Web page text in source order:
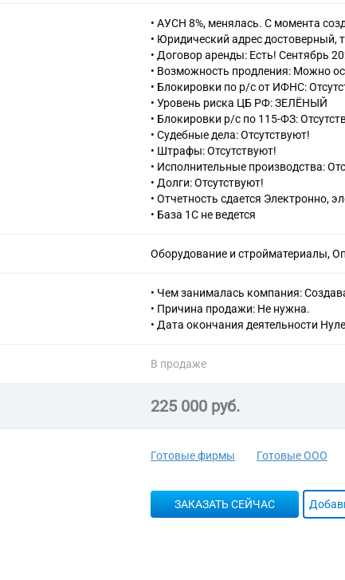
• АУСН 8%, менялась. С момента
• Юридический адрес достоверный,
• Договор аренды: Есть! Сентябрь
• Возможность продления: Можно
• Блокировки по р/с от ИФНС:
• Уровень риска ЦБ РФ: ЗЕЛЁНЫЙ
• Блокировки р/с по 115-ФЗ:
• Судебные дела: Отсутствуют!
• Штрафы: Отсутствуют!
• Исполнительные производства:
• Долги: Отсутствуют!
• Отчетность сдается Электронно,
• База 1С не ведется
Оборудование и стройматериалы,
• Чем занималась компания:
• Причина продажи: Не нужна.
• Дата окончания деятельности
В продаже
225 000 руб.
Готовые фирмы Готовые ООО
ЗАКАЗАТЬ СЕЙЧАС